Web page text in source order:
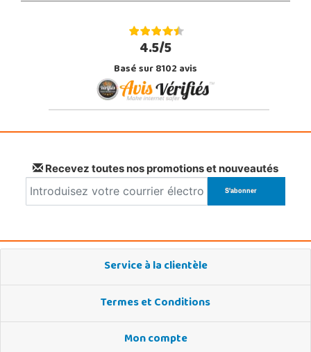
4.5/5
Basé sur 8102 avis
Recevez toutes nos promotions et nouveautés
Service à la clientèle
Termes et Conditions
Mon compte